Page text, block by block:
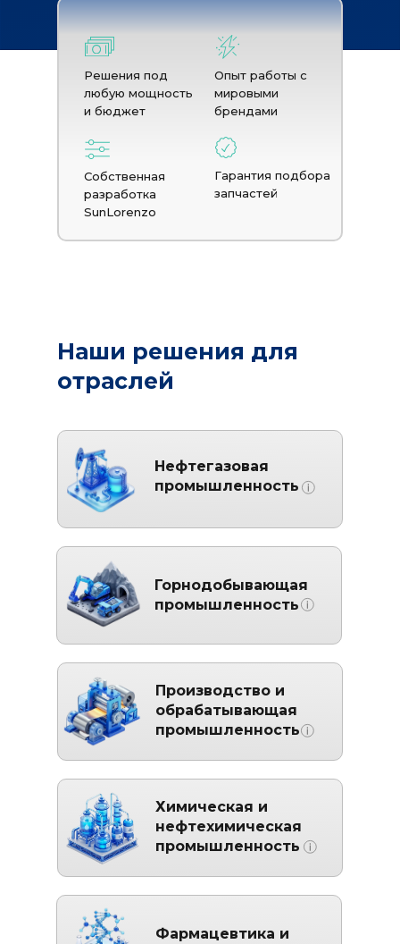
Решения под
любую мощность
и бюджет
Опыт работы с
мировыми
брендами
Собственная
разработка
SunLorenzo
Гарантия подбора
запчастей
Наши решения для
отраслей
Нефтегазовая
промышленность
Производство и
обрабатывающая
промышленность
Горнодобывающая
промышленность
Химическая и
нефтехимическая
промышленность
Фармацевтика и